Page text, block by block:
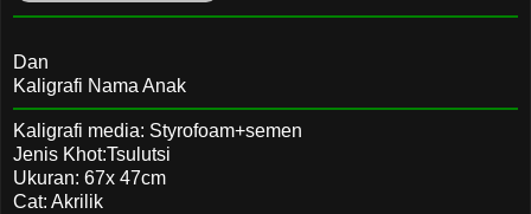
Dan
Kaligrafi Nama Anak
Kaligrafi media: Styrofoam+semen
Jenis Khot:Tsulutsi
Ukuran: 67x 47cm
Cat: Akrilik